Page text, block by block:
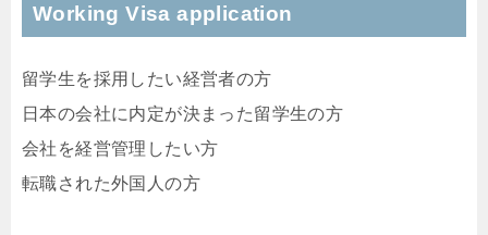
Working Visa application
留学生を採用したい経営者の方
日本の会社に内定が決まった留学生の方
会社を経営管理したい方
転職された外国人の方